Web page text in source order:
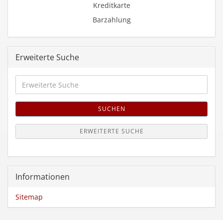
Kreditkarte
Barzahlung
Erweiterte Suche
Suche
SUCHEN
ERWEITERTE SUCHE
Informationen
Sitemap